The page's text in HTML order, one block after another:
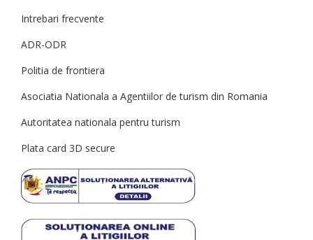
Intrebari frecvente
ADR-ODR
Politia de frontiera
Asociatia Nationala a Agentiilor de turism din Romania
Autoritatea nationala pentru turism
Plata card 3D secure